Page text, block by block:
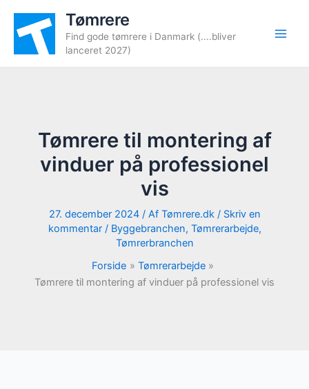
indholdet
Tømrere
Find gode tømrere i Danmark (....bliver
lanceret 2027)
Tømrere til montering af
vinduer på professionel
vis
27. december 2024 / Af Tømrere.dk / Skriv en
kommentar / Byggebranchen, Tømrerarbejde,
Tømrerbranchen
Forside
Tømrerarbejde
Tømrere til montering af vinduer på professionel vis